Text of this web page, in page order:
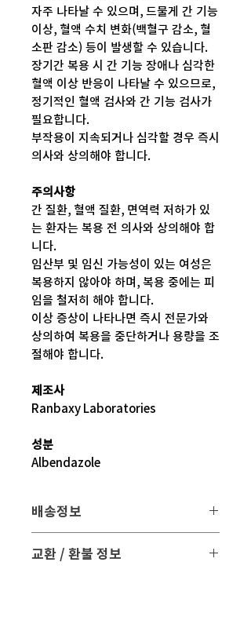
자주 나타날 수 있으며, 드물게 간 기능
이상, 혈액 수치 변화(백혈구 감소, 혈
소판 감소) 등이 발생할 수 있습니다.
장기간 복용 시 간 기능 장애나 심각한
혈액 이상 반응이 나타날 수 있으므로,
정기적인 혈액 검사와 간 기능 검사가
필요합니다.
부작용이 지속되거나 심각할 경우 즉시
의사와 상의해야 합니다.
주의사항
간 질환, 혈액 질환, 면역력 저하가 있
는 환자는 복용 전 의사와 상의해야 합
니다.
임산부 및 임신 가능성이 있는 여성은
복용하지 않아야 하며, 복용 중에는 피
임을 철저히 해야 합니다.
이상 증상이 나타나면 즉시 전문가와
상의하여 복용을 중단하거나 용량을 조
절해야 합니다.
제조사
Ranbaxy Laboratories
성분
Albendazole
배송정보
교환 / 환불 정보